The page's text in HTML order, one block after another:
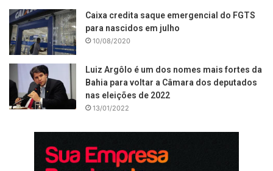
Caixa credita saque emergencial do FGTS
para nascidos em julho
10/08/2020
Luiz Argôlo é um dos nomes mais fortes da
Bahia para voltar a Câmara dos deputados
nas eleições de 2022
13/01/2022